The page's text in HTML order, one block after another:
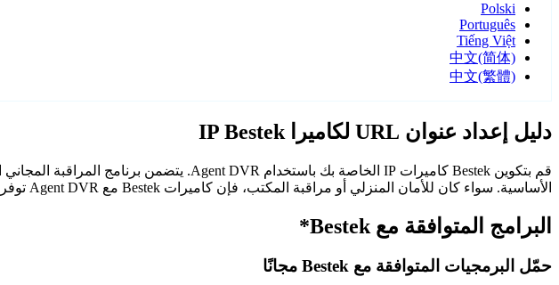
Polski
Português
Tiếng Việt
中文(简体)
中文(繁體)
دليل إعداد عنوان URL لكاميرا IP Bestek
الأساسية. سواء كان للأمان المنزلي أو مراقبة المكتب، فإن كاميرات Bestek مع Agent DVR توفر مراقبة موثوقة وآمنة.
البرامج المتوافقة مع Bestek*
حمّل البرمجيات المتوافقة مع Bestek مجانًا